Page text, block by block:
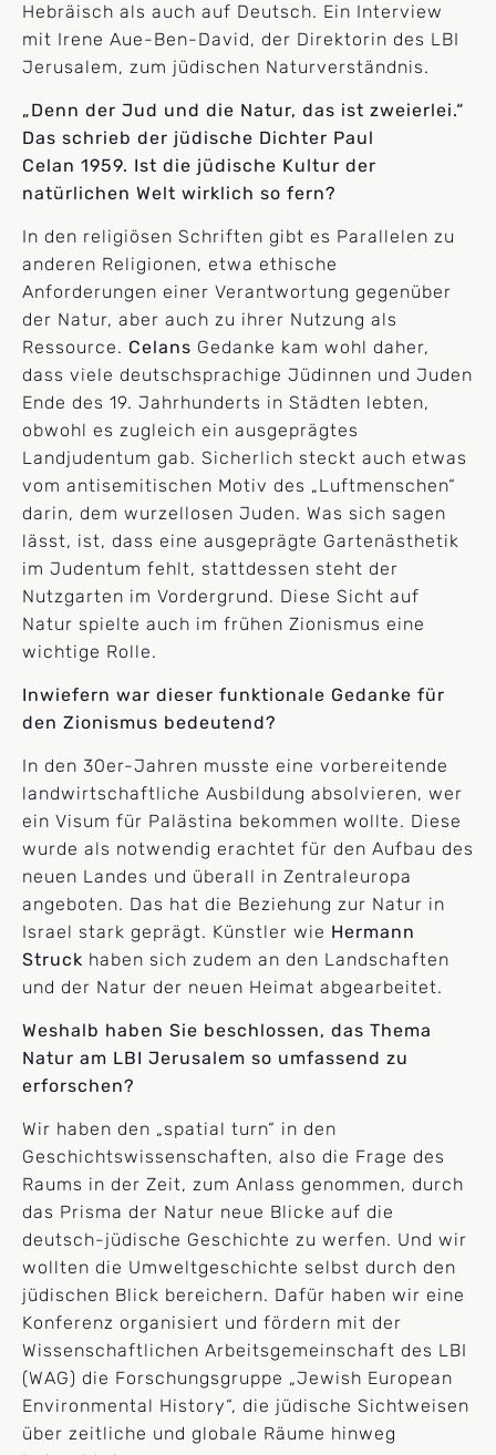
Hebräisch als auch auf Deutsch. Ein Interview
mit Irene Aue-Ben-David, der Direktorin des LBI
Jerusalem, zum jüdischen Naturverständnis.
„Denn der Jud und die Natur, das ist zweierlei.“
Das schrieb der jüdische Dichter Paul
Celan 1959. Ist die jüdische Kultur der
natürlichen Welt wirklich so fern?
In den religiösen Schriften gibt es Parallelen zu
anderen Religionen, etwa ethische
Anforderungen einer Verantwortung gegenüber
der Natur, aber auch zu ihrer Nutzung als
Ressource. Celans Gedanke kam wohl daher,
dass viele deutschsprachige Jüdinnen und Juden
Ende des 19. Jahrhunderts in Städten lebten,
obwohl es zugleich ein ausgeprägtes
Landjudentum gab. Sicherlich steckt auch etwas
vom antisemitischen Motiv des „Luftmenschen“
darin, dem wurzellosen Juden. Was sich sagen
lässt, ist, dass eine ausgeprägte Gartenästhetik
im Judentum fehlt, stattdessen steht der
Nutzgarten im Vordergrund. Diese Sicht auf
Natur spielte auch im frühen Zionismus eine
wichtige Rolle.
Inwiefern war dieser funktionale Gedanke für
den Zionismus bedeutend?
In den 30er-Jahren musste eine vorbereitende
landwirtschaftliche Ausbildung absolvieren, wer
ein Visum für Palästina bekommen wollte. Diese
wurde als notwendig erachtet für den Aufbau des
neuen Landes und überall in Zentraleuropa
angeboten. Das hat die Beziehung zur Natur in
Israel stark geprägt. Künstler wie Hermann
Struck haben sich zudem an den Landschaften
und der Natur der neuen Heimat abgearbeitet.
Weshalb haben Sie beschlossen, das Thema
Natur am LBI Jerusalem so umfassend zu
erforschen?
Wir haben den „spatial turn“ in den
Geschichtswissenschaften, also die Frage des
Raums in der Zeit, zum Anlass genommen, durch
das Prisma der Natur neue Blicke auf die
deutsch-jüdische Geschichte zu werfen. Und wir
wollten die Umweltgeschichte selbst durch den
jüdischen Blick bereichern. Dafür haben wir eine
Konferenz organisiert und fördern mit der
Wissenschaftlichen Arbeitsgemeinschaft des LBI
(WAG) die Forschungsgruppe „Jewish European
Environmental History“, die jüdische Sichtweisen
über zeitliche und globale Räume hinweg